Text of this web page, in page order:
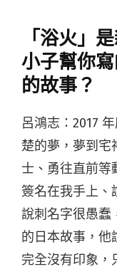
「浴火」
小子幫你
的故事？
呂鴻志：2017
楚的夢，夢到宅
士、勇往直前等
簽名在我手上、
說刺名字很愚蠢
的日本故事，他
完全沒有印象，